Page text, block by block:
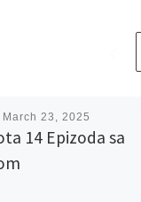
March 23, 2025
14 Epizoda sa